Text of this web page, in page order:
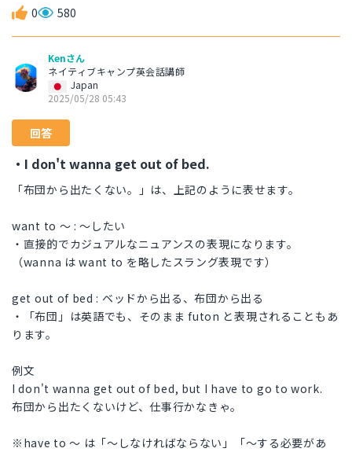
0 580
Kenさん
ネイティブキャンプ英会話講師
Japan
2025/05/28 05:43
回答
・I don't wanna get out of bed.
「布団から出たくない。」は、上記のように表せます。
want to 〜 : 〜したい
・直接的でカジュアルなニュアンスの表現になります。
（wanna は want to を略したスラング表現です）
get out of bed : ベッドから出る、布団から出る
・「布団」は英語でも、そのまま futon と表現されることもあ
ります。
例文
I don't wanna get out of bed, but I have to go to work.
布団から出たくないけど、仕事行かなきゃ。
※have to 〜 は「〜しなければならない」「〜する必要があ